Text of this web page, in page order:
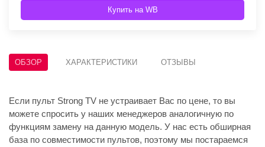
Купить на WB
ОБЗОР ХАРАКТЕРИСТИКИ ОТЗЫВЫ
Если пульт Strong TV не устраивает Вас по цене, то вы
можете спросить у наших менеджеров аналогичную по
функциям замену на данную модель. У нас есть обширная
база по совместимости пультов, поэтому мы постараемся